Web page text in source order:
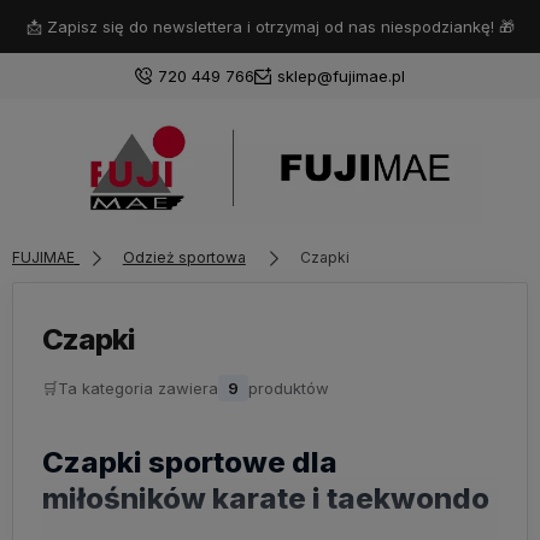
📩 Zapisz się do newslettera i otrzymaj od nas niespodziankę! 🎁
720 449 766 sklep@fujimae.pl
Załóż konto
z poprzedniej sesji.
FUJIMAE Odzież sportowa Czapki
Czapki
🛒Ta kategoria zawiera 9 produktów
Czapki sportowe dla
miłośników karate i taekwondo